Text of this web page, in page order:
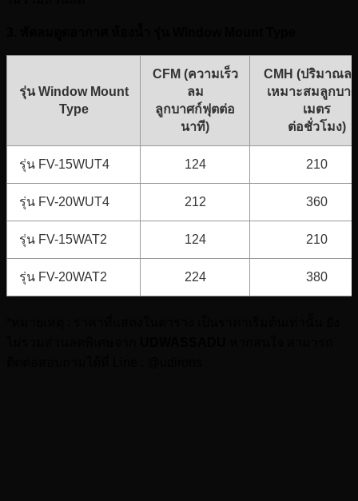
รุ่น Window Mount
Type
CFM (ความเร็ว
ลม
ลูกบาศก์ฟุตต่อ
นาที)
CMH (ปริมาณล
เหมาะสมลูกบา
เมตร
ต่อชั่วโมง)
รุ่น FV-15WUT4 124 210
รุ่น FV-20WUT4 212 360
รุ่น FV-15WAT2 124 210
รุ่น FV-20WAT2 224 380